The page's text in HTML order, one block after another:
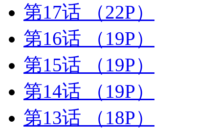
第17话
（22P）
第16话
（19P）
第15话
（19P）
第14话
（19P）
第13话
（18P）